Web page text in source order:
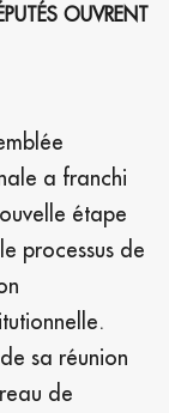
OUVRENT
a franchi
étape
processus de
sa réunion
de